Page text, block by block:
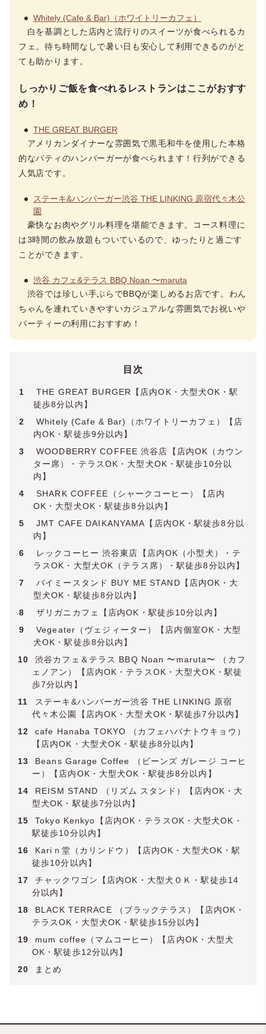
Whitely (Cafe & Bar)（ホワイトリーカフェ）
白を基調とした店内と流行りのスイーツが食べられるカ
フェ。待ち時間なしで暑い日も安心して利用できるのがと
ても助かります。
しっかりご飯を食べれるレストランはここがおすす
め！
THE GREAT BURGER
アメリカンダイナーな雰囲気で黒毛和牛を使用した本格
的なパティのハンバーガーが食べられます！行列ができる
人気店です。
ステーキ&ハンバーガー渋谷 THE LINKING 原宿代々木公
園
豪快なお肉やグリル料理を堪能できます。コース料理に
は3時間の飲み放題もついているので、ゆったりと過ごす
ことができます。
渋谷 カフェ&テラス BBQ Noan 〜maruta
渋谷では珍しい手ぶらでBBQが楽しめるお店です。わん
ちゃんを連れていきやすいカジュアルな雰囲気でお祝いや
パーティーの利用におすすめ！
目次
1
THE GREAT BURGER【店内OK・大型犬OK・駅
徒歩8分以内】
2
Whitely (Cafe & Bar)（ホワイトリーカフェ）【店
内OK・駅徒歩9分以内】
3
WOODBERRY COFFEE 渋谷店【店内OK（カウン
ター席）・テラスOK・大型犬OK・駅徒歩10分以
内】
4
SHARK COFFEE（シャークコーヒー）【店内
OK・大型犬OK・駅徒歩8分以内】
5
JMT CAFE DAIKANYAMA【店内OK・駅徒歩8分以
内】
6
レックコーヒー 渋谷東店【店内OK（小型犬）・テ
ラスOK・大型犬OK（テラス席）・駅徒歩8分以内】
7
バイミースタンド BUY ME STAND【店内OK・大
型犬OK・駅徒歩8分以内】
8
ザリガニカフェ【店内OK・駅徒歩10分以内】
9
Vegeater（ヴェジィーター）【店内個室OK・大型
犬OK・駅徒歩8分以内】
10
渋谷カフェ＆テラス BBQ Noan 〜maruta〜 （カフ
ェノアン）【店内OK・テラスOK・大型犬OK・駅徒
歩7分以内】
11
ステーキ&ハンバーガー渋谷 THE LINKING 原宿
代々木公園【店内OK・大型犬OK・駅徒歩7分以内】
12
cafe Hanaba TOKYO （カフェハバナトウキョウ）
【店内OK・大型犬OK・駅徒歩8分以内】
13
Beans Garage Coffee （ビーンズ ガレージ コーヒ
ー）【店内OK・大型犬OK・駅徒歩8分以内】
14
REISM STAND （リズム スタンド）【店内OK・大
型犬OK・駅徒歩7分以内】
15
Tokyo Kenkyo【店内OK・テラスOK・大型犬OK・
駅徒歩10分以内】
16
Kariｎ堂（カリンドウ）【店内OK・大型犬OK・駅
徒歩10分以内】
17
チャックワゴン【店内OK・大型犬ＯＫ・駅徒歩14
分以内】
18
BLACK TERRACE （ブラックテラス）【店内OK・
テラスOK・大型犬OK・駅徒歩15分以内】
19
mum coffee（マムコーヒー）【店内OK・大型犬
OK・駅徒歩12分以内】
20
まとめ